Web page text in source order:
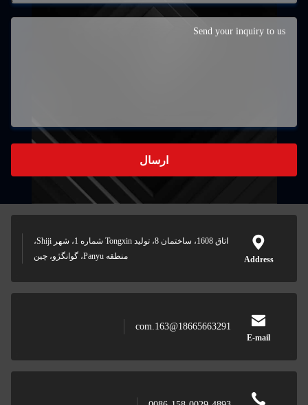
ارسال
Address
اتاق 1608، ساختمان 8، توليد Tongxin شماره 1، شهر Shiji،
منطقه Panyu، گوانگژو، چين
E-mail
18665663291@163.com